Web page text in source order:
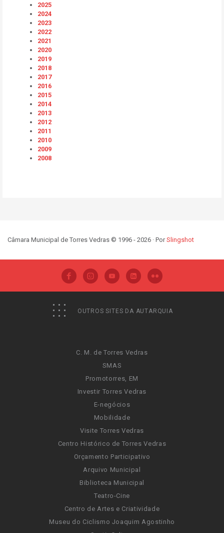
2025
2024
2023
2022
2021
2020
2019
2018
2017
2016
2015
2014
2013
2012
2011
2010
2009
2008
Câmara Municipal de Torres Vedras © 1996 - 2026 · PorSlingshot
OUTROS SITES DA AUTARQUIA
C. M. de Torres Vedras
SMAS
Promotorres, EM
Investir Torres Vedras
E-negócios
Mobilidade
Visite Torres Vedras
Centro Histórico de Torres Vedras
Orçamento Participativo
Arquivo Municipal
Biblioteca Municipal
Teatro-Cine
Centro de Artes e Criatividade
Museu do Ciclismo Joaquim Agostinho